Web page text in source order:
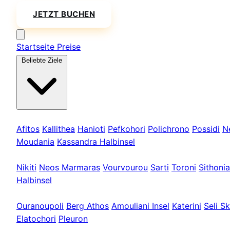
JETZT BUCHEN
Startseite Preise
Beliebte Ziele
Afitos Kallithea Hanioti Pefkohori Polichrono Possidi
Moudania Kassandra Halbinsel
Nikiti Neos Marmaras Vourvourou Sarti Toroni Sithonia
Halbinsel
Ouranoupoli Berg Athos Amouliani Insel Katerini Seli
Elatochori Pleuron